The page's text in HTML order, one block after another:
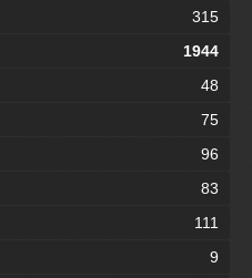
315
1944
48
75
96
83
111
9